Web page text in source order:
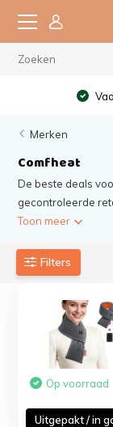
Merken
Comfheat
De beste deals
gecontroleerde
Toon meer
Filters
Uitgepakt / in
Op voorraad